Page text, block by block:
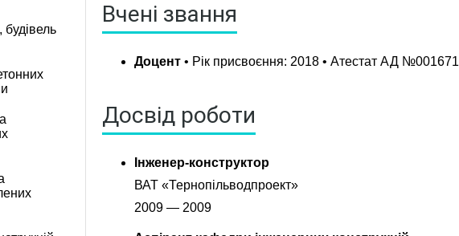
будівель
Вчені звання
Доцент • Рік присвоєння: 2018 • Атестат АД №001671
Досвід роботи
Інженер-конструктор
ВАТ «Тернопільводпроект»
2009 — 2009